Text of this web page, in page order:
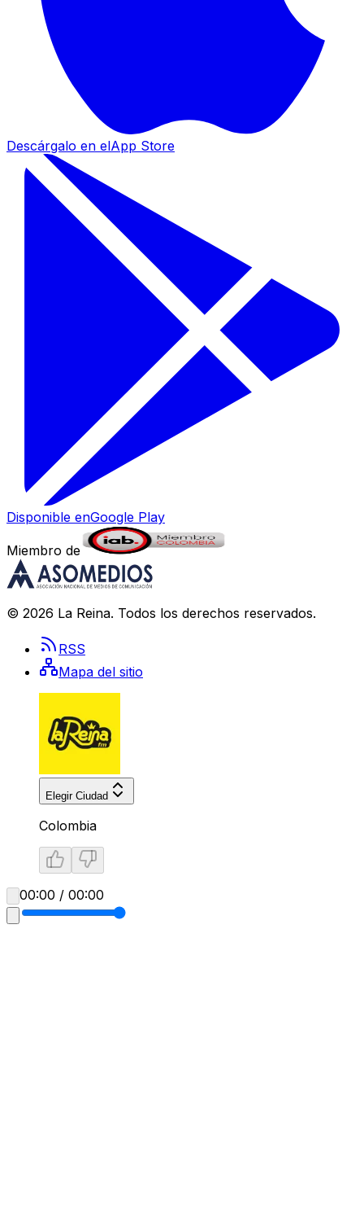
Descárgalo en elApp Store
Disponible enGoogle Play
Miembro de
© 2026 La Reina. Todos los derechos reservados.
RSS
Mapa del sitio
Elegir Ciudad
Colombia
00:00 / 00:00